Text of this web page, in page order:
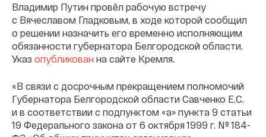
Владимир Путин провёл рабочую встречу
с Вячеславом Гладковым, в ходе которой сообщил
о решении назначить его временно исполняющим
обязанности губернатора Белгородской области.
Указ опубликован на сайте Кремля.
«В связи с досрочным прекращением полномочий
Губернатора Белгородской области Савченко Е.С.
и в соответствии с подпунктом «а» пункта 9 статьи
19 Федерального закона от 6 октября 1999 г. № 184-